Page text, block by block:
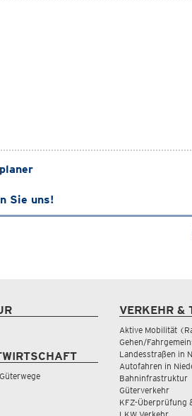
Sie uns!
VERKEHR &
Aktive Mobilität
Gehen/
Landesstraßen in
Autofahren in
Bahninfrastruktur
Güterverkehr
KFZ-Überprüfung